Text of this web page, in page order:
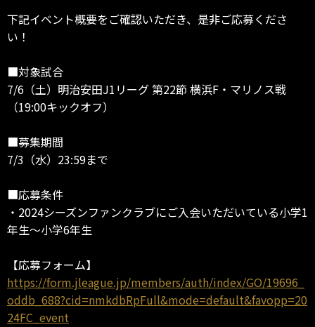
下記イベント概要をご確認いただき、是非ご応募くださ
い！
■対象試合
7/6（土）明治安田J1リーグ 第22節 横浜F・マリノス戦
（19:00キックオフ）
■募集期間
7/3（水）23:59まで
■応募条件
・2024シーズンファンクラブにご入会いただいている小学1
年生～小学6年生
【応募フォーム】
https://form.jleague.jp/members/auth/index/GO/19696_
oddb_688?cid=nmkdbRpFull&mode=default&favopp=20
24FC_event